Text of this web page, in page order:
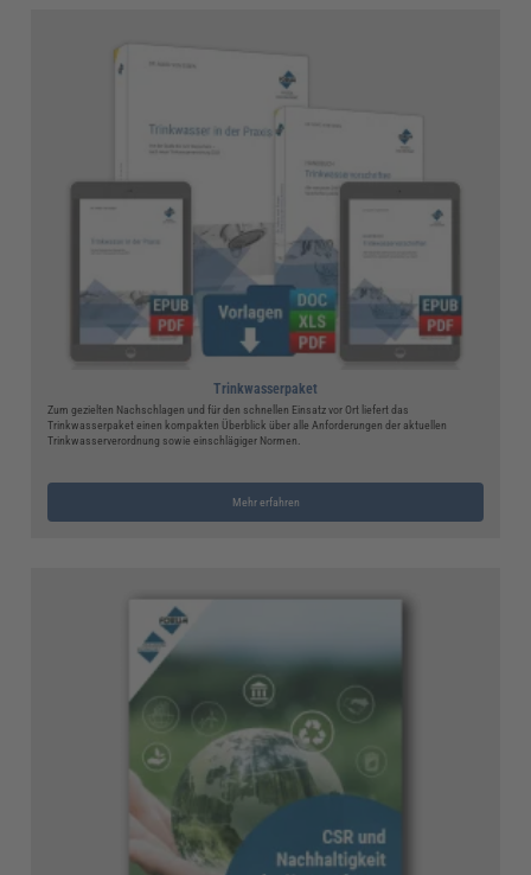
Trinkwasserpaket
Zum gezielten Nachschlagen und für den schnellen Einsatz vor Ort liefert das
Trinkwasserpaket einen kompakten Überblick über alle Anforderungen der aktuellen
Trinkwasserverordnung sowie einschlägiger Normen.
Mehr erfahren